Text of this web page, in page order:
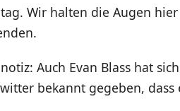
Wir halten die Augen
Auch Evan Blass hat
bekannt gegeben,